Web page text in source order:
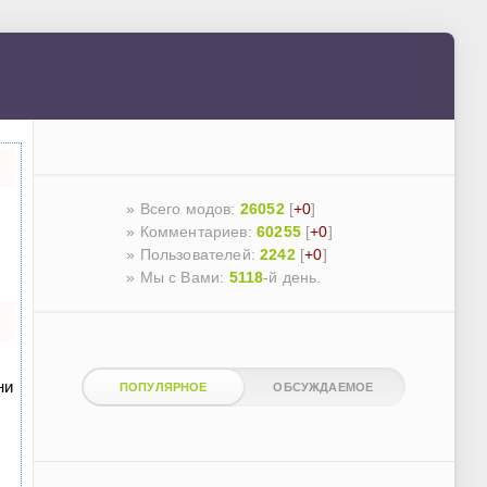
» Всего модов: 26052[+0]
» Комментариев: 60255[+0]
» Пользователей:2242[+0]
» Мы с Вами: 5118-й день.
ПОПУЛЯРНОЕ ОБСУЖДАЕМОЕ